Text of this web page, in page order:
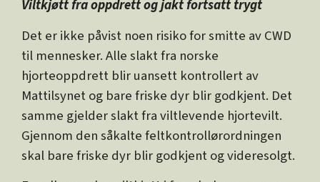
Viltkjøtt fra oppdrett og jakt fortsatt trygt
Det er ikke påvist noen risiko for smitte av CWD
til mennesker. Alle slakt fra norske
hjorteoppdrett blir uansett kontrollert av
Mattilsynet og bare friske dyr blir godkjent. Det
samme gjelder slakt fra viltlevende hjortevilt.
Gjennom den såkalte feltkontrollørordningen
skal bare friske dyr blir godkjent og videresolgt.